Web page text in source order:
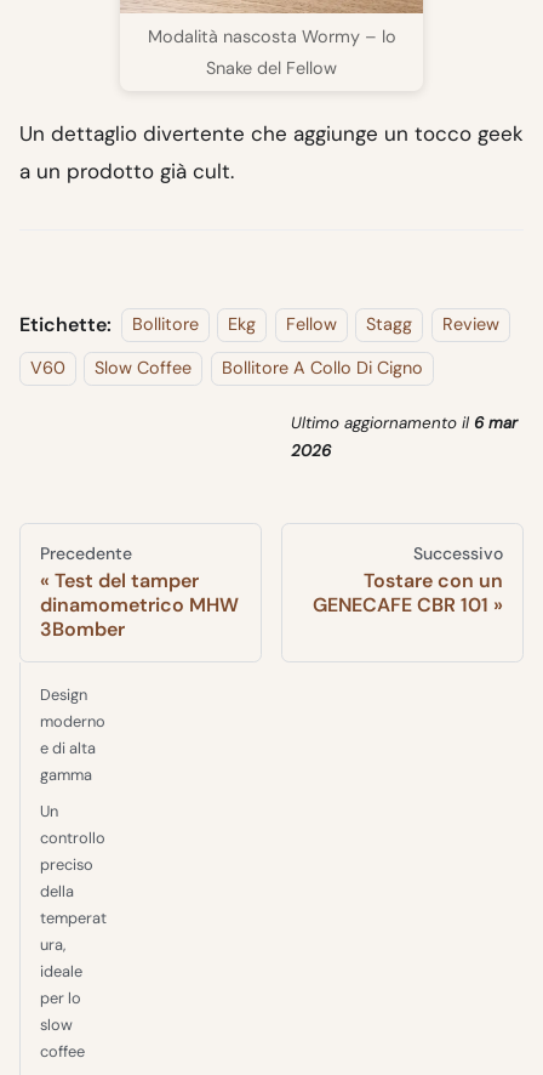
Modalità nascosta Wormy – lo
Snake del Fellow
Un dettaglio divertente che aggiunge un tocco geek
a un prodotto già cult.
Etichette: Bollitore Ekg Fellow Stagg
Review
V60
Slow Coffee Bollitore A Collo Di Cigno
Ultimo aggiornamento il 6 mar
2026
Precedente
Test del tamper
dinamometrico MHW
3Bomber
Successivo
Tostare con un
GENECAFE CBR 101
Design
moderno
e di alta
gamma
Un
controllo
preciso
della
temperat
ura,
ideale
per lo
slow
coffee